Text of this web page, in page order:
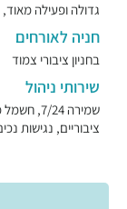
גדולה ופעילה
חניה לאורחים
בחניון ציבורי צמוד
שירותי ניהול
ציבוריים, נגישות